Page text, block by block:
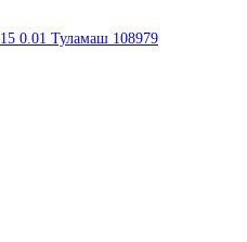
0.01 Туламаш 108979